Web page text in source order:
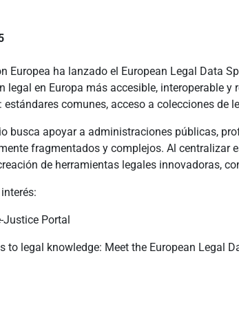
Europea ha lanzado el European Legal Data
legal en Europa más accesible, interoperable
estándares comunes, acceso a colecciones de
busca apoyar a administraciones públicas,
fragmentados y complejos. Al centralizar
de herramientas legales innovadoras,
Justice Portal
to legal knowledge: Meet the European Legal